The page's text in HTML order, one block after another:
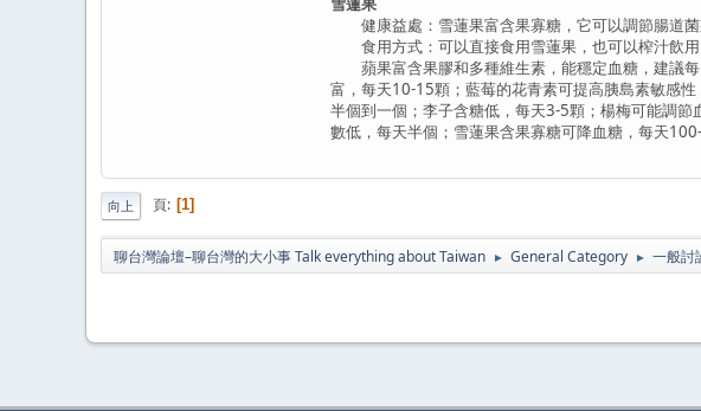
健康益處：雪蓮果富含果寡糖，它可以調節腸道菌
食用方式：可以直接食用雪蓮果，也可以榨汁飲用
蘋果富含果膠和多種維生素，能穩定血糖，建議每
富，每天10-15顆；藍莓的花青素可提高胰島素敏感
半個到一個；李子含糖低，每天3-5顆；楊梅可能調
數低，每天半個；雪蓮果含果寡糖可降血糖，每天
向上 頁 1
聊台灣論壇–聊台灣的大小事 Talk everything about Taiwan ► General Category ► 一般討